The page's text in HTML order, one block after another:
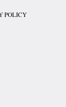
POLICY